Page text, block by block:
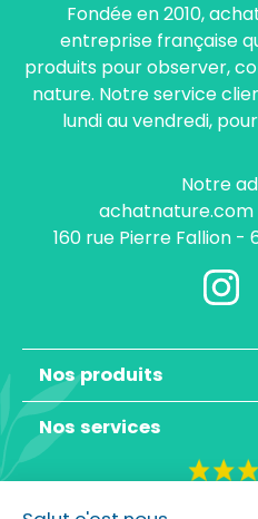
Fondée en 2010,
entreprise française
produits pour observer,
nature. Notre service
lundi au vendredi,
Notre
achatnature.com
160 rue Pierre Fallion -
Nos produits
Nos services